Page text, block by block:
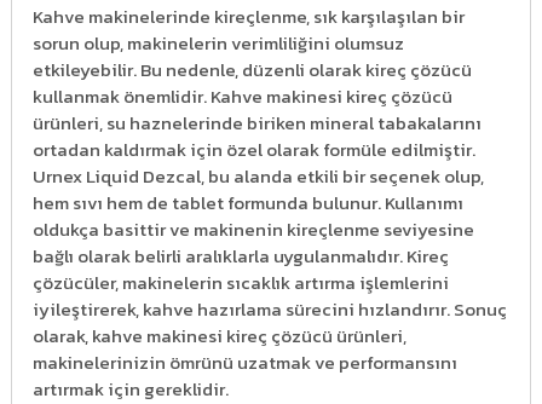
Kahve makinelerinde kireçlenme, sık karşılaşılan bir
sorun olup, makinelerin verimliliğini olumsuz
etkileyebilir. Bu nedenle, düzenli olarak kireç çözücü
kullanmak önemlidir. Kahve makinesi kireç çözücü
ürünleri, su haznelerinde biriken mineral tabakalarını
ortadan kaldırmak için özel olarak formüle edilmiştir.
Urnex Liquid Dezcal, bu alanda etkili bir seçenek olup,
hem sıvı hem de tablet formunda bulunur. Kullanımı
oldukça basittir ve makinenin kireçlenme seviyesine
bağlı olarak belirli aralıklarla uygulanmalıdır. Kireç
çözücüler, makinelerin sıcaklık artırma işlemlerini
iyileştirerek, kahve hazırlama sürecini hızlandırır. Sonuç
olarak, kahve makinesi kireç çözücü ürünleri,
makinelerinizin ömrünü uzatmak ve performansını
artırmak için gereklidir.